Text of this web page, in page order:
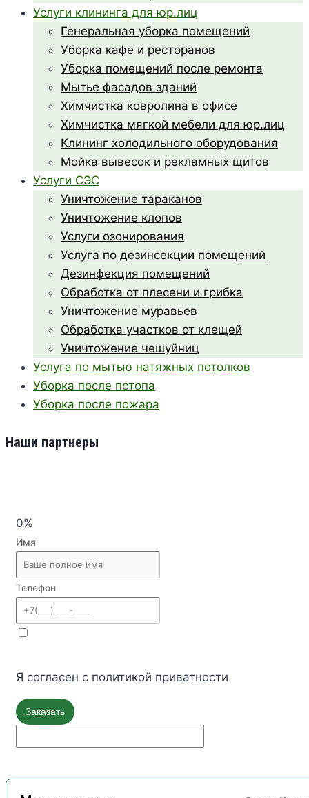
Услуги клининга для юр.лиц
Генеральная уборка помещений
Уборка кафе и ресторанов
Уборка помещений после ремонта
Мытье фасадов зданий
Химчистка ковролина в офисе
Химчистка мягкой мебели для юр.лиц
Клининг холодильного оборудования
Мойка вывесок и рекламных щитов
Услуги СЭС
Уничтожение тараканов
Уничтожение клопов
Услуги озонирования
Услуга по дезинсекции помещений
Дезинфекция помещений
Обработка от плесени и грибка
Уничтожение муравьев
Обработка участков от клещей
Уничтожение чешуйниц
Услуга по мытью натяжных потолков
Уборка после потопа
Уборка после пожара
Наши партнеры
0%
Имя
Телефон
Я согласен с политикой приватности
Заказать